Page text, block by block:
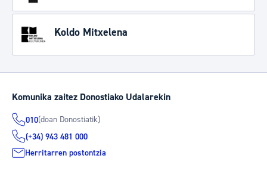
Koldo Mitxelena
Komunika zaitez Donostiako Udalarekin
010(doan Donostiatik)
(+34) 943 481 000
Herritarren postontzia